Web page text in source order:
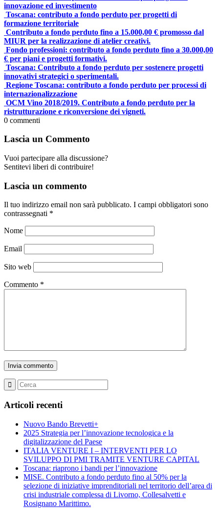
innovazione ed investimento
Toscana: contributo a fondo perduto per progetti di
formazione territoriale
Contributo a fondo perduto fino a 15.000,00 € promosso dal
MIUR per la realizzazione di atelier creativi.
Fondo professioni: contributo a fondo perduto fino a 30.000,00
€ per piani e progetti formativi.
Toscana: Contributo a fondo perduto per sostenere progetti
innovativi strategici o sperimentali.
Regione Toscana: contributo a fondo perduto per processi di
internazionalizzazione
OCM Vino 2018/2019. Contributo a fondo perduto per la
ristrutturazione e riconversione dei vigneti.
0 commenti
Lascia un Commento
Vuoi partecipare alla discussione?
Sentitevi liberi di contribuire!
Lascia un commento
Il tuo indirizzo email non sarà pubblicato. I campi obbligatori sono
contrassegnati *
Nome
Email
Sito web
Commento *
Articoli recenti
Nuovo Bando Brevetti+
2025 Strategia per l’innovazione tecnologica e la
digitalizzazione del Paese
ITALIA VENTURE I – INTERVENTI PER LO
SVILUPPO DI PMI TRAMITE VENTURE CAPITAL
Toscana: riaprono i bandi per l’innovazione
MISE. Contributo a fondo perduto fino al 50% per la
selezione di iniziative imprenditoriali nel territorio dell’area di
crisi industriale complessa di Livorno, Collesalvetti e
Rosignano Marittimo.